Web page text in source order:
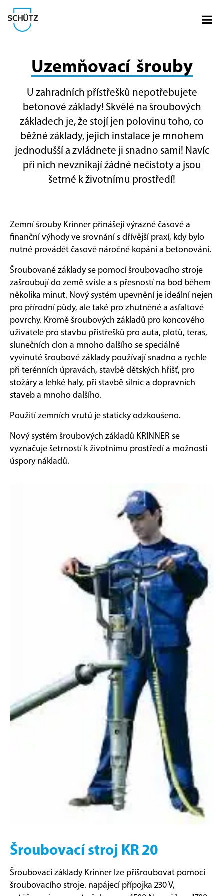
Uzemňovací šrouby
U zahradních přístřešků nepotřebujete
betonové základy! Skvělé na šroubových
základech je, že stojí jen polovinu toho, co
běžné základy, jejich instalace je mnohem
jednodušší a zvládnete ji snadno sami! Navíc
při nich nevznikají žádné nečistoty a jsou
šetrné k životnímu prostředí!
Zemní šrouby Krinner přinášejí výrazné časové a
finanční výhody ve srovnání s dřívější praxí, kdy bylo
nutné provádět časově náročné kopání a betonování.
Šroubované základy se pomocí šroubovacího stroje
zašroubují do země svisle a s přesností na bod během
několika minut. Nový systém upevnění je ideální nejen
pro přírodní půdy, ale také pro zhutněné a asfaltové
povrchy. Kromě šroubových základů pro koncového
uživatele pro stavbu přístřešků pro auta, plotů, teras,
slunečních clon a mnoho dalšího se speciálně
vyvinuté šroubové základy používají snadno a rychle
při terénních úpravách, stavbě dětských hřišť, pro
stožáry a lehké haly, při stavbě silnic a dopravních
staveb a mnoho dalšího.
Použití zemních vrutů je staticky odzkoušeno.
Nový systém šroubových základů KRINNER se
vyznačuje šetrností k životnímu prostředí a možností
úspory nákladů.
Šroubovací stroj KR 20
Šroubovací základy Krinner lze přišroubovat pomocí
šroubovacího stroje. napájecí přípojka 230 V,